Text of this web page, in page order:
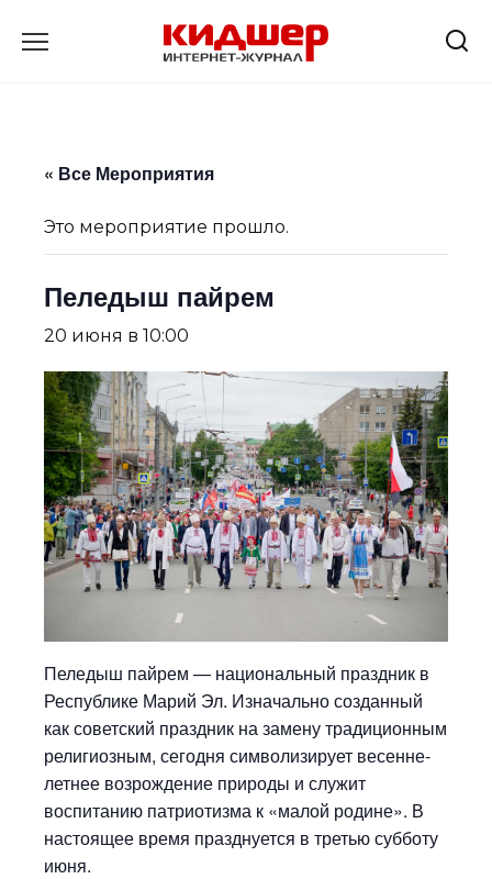
« Все Мероприятия
Это мероприятие прошло.
Пеледыш пайрем
20 июня в 10:00
Пеледыш пайрем — национальный праздник в
Республике Марий Эл. Изначально созданный
как советский праздник на замену традиционным
религиозным, сегодня символизирует весенне-
летнее возрождение природы и служит
воспитанию патриотизма к «малой родине». В
настоящее время празднуется в третью субботу
июня.